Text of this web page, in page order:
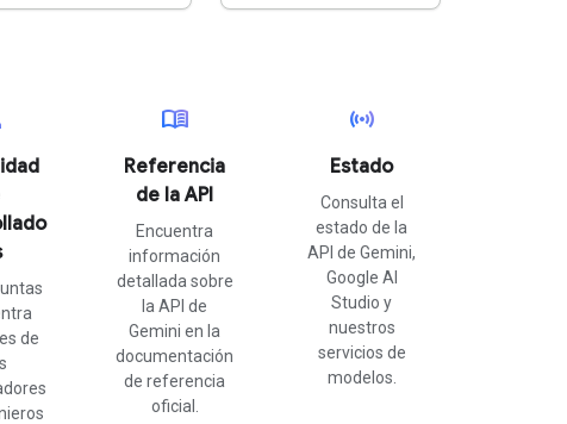
de
menu_book
Referencia
de la API
Encuentra
información
detallada sobre
la API de
Gemini en la
documentación
de referencia
oficial.
sensors
Estado
Consulta el
estado de la
API de Gemini,
Google AI
Studio y
nuestros
servicios de
modelos.